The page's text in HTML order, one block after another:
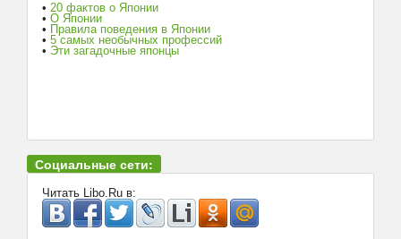
• 20 фактов о Японии
• О Японии
• Правила поведения в Японии
• 5 самых необычных профессий
• Эти загадочные японцы
Социальные сети:
Читать Libo.Ru в: